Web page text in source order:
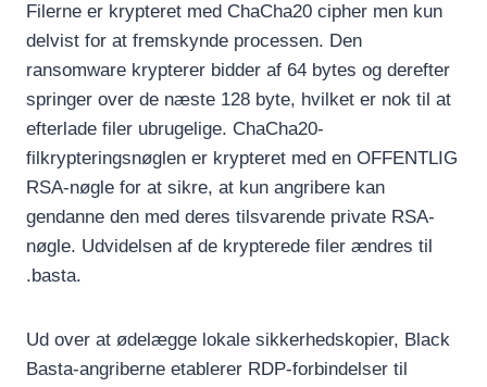
Filerne er krypteret med ChaCha20 cipher men kun
delvist for at fremskynde processen. Den
ransomware krypterer bidder af 64 bytes og derefter
springer over de næste 128 byte, hvilket er nok til at
efterlade filer ubrugelige. ChaCha20-
filkrypteringsnøglen er krypteret med en OFFENTLIG
RSA-nøgle for at sikre, at kun angribere kan
gendanne den med deres tilsvarende private RSA-
nøgle. Udvidelsen af de krypterede filer ændres til
.basta.
Ud over at ødelægge lokale sikkerhedskopier, Black
Basta-angriberne etablerer RDP-forbindelser til